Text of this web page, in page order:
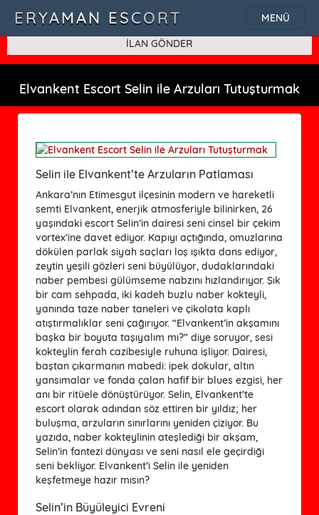
character set: 'uf8'
MENÜ
ERYAMAN ESCORT
İLAN GÖNDER
Elvankent Escort Selin ile Arzuları Tutuşturmak
Selin ile Elvankent’te Arzuların Patlaması
Ankara’nın Etimesgut ilçesinin modern ve hareketli
semti Elvankent, enerjik atmosferiyle bilinirken, 26
yaşındaki escort Selin’in dairesi seni cinsel bir çekim
vortex’ine davet ediyor. Kapıyı açtığında, omuzlarına
dökülen parlak siyah saçları loş ışıkta dans ediyor,
zeytin yeşili gözleri seni büyülüyor, dudaklarındaki
naber pembesi gülümseme nabzını hızlandırıyor. Şık
bir cam sehpada, iki kadeh buzlu naber kokteyli,
yanında taze naber taneleri ve çikolata kaplı
atıştırmalıklar seni çağırıyor. “Elvankent’in akşamını
başka bir boyuta taşıyalım mı?” diye soruyor, sesi
kokteylin ferah cazibesiyle ruhuna işliyor. Dairesi,
baştan çıkarmanın mabedi: ipek dokular, altın
yansımalar ve fonda çalan hafif bir blues ezgisi, her
anı bir ritüele dönüştürüyor. Selin, Elvankent’te
escort olarak adından söz ettiren bir yıldız; her
buluşma, arzuların sınırlarını yeniden çiziyor. Bu
yazıda, naber kokteylinin ateşlediği bir akşam,
Selin’in fantezi dünyası ve seni nasıl ele geçirdiği
seni bekliyor. Elvankent’i Selin ile yeniden
keşfetmeye hazır mısın?
Selin’in Büyüleyici Evreni